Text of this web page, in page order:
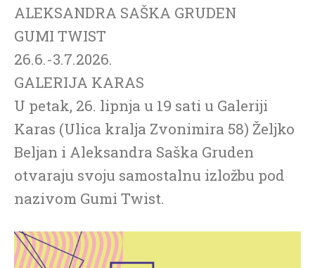
ALEKSANDRA SAŠKA GRUDEN
GUMI TWIST
26.6.-3.7.2026.
GALERIJA KARAS
U petak, 26. lipnja u 19 sati u Galeriji
Karas (Ulica kralja Zvonimira 58) Željko
Beljan i Aleksandra Saška Gruden
otvaraju svoju samostalnu izložbu pod
nazivom Gumi Twist.